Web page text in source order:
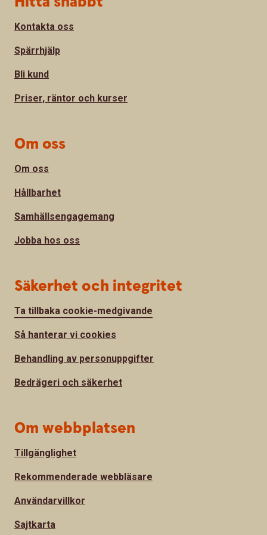
Kontakta oss
Spärrhjälp
Bli kund
Priser, räntor och kurser
Om oss
Om oss
Hållbarhet
Samhällsengagemang
Jobba hos oss
Säkerhet och integritet
Ta tillbaka cookie-medgivande
Så hanterar vi cookies
Behandling av personuppgifter
Bedrägeri och säkerhet
Om webbplatsen
Tillgänglighet
Rekommenderade webbläsare
Användarvillkor
Sajtkarta